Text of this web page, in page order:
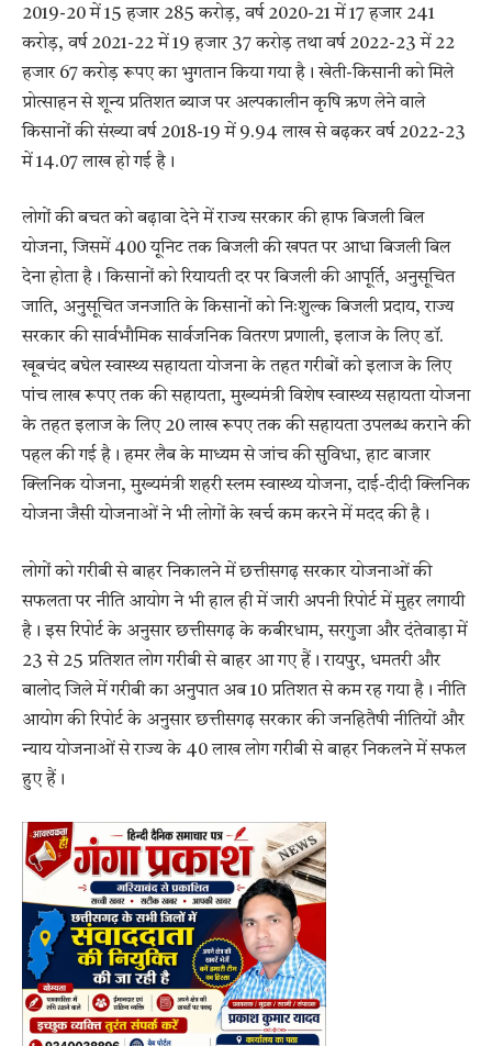
2019-20 में 15 हजार 285 करोड़, वर्ष 2020-21 में 17 हजार 241
करोड़, वर्ष 2021-22 में 19 हजार 37 करोड़ तथा वर्ष 2022-23 में 22
हजार 67 करोड़ रूपए का भुगतान किया गया है। खेती-किसानी को मिले
प्रोत्साहन से शून्य प्रतिशत ब्याज पर अल्पकालीन कृषि ऋण लेने वाले
किसानों की संख्या वर्ष 2018-19 में 9.94 लाख से बढ़कर वर्ष 2022-23
में 14.07 लाख हो गई है।
लोगों की बचत को बढ़ावा देने में राज्य सरकार की हाफ बिजली बिल
योजना, जिसमें 400 यूनिट तक बिजली की खपत पर आधा बिजली बिल
देना होता है। किसानों को रियायती दर पर बिजली की आपूर्ति, अनुसूचित
जाति, अनुसूचित जनजाति के किसानों को निःशुल्क बिजली प्रदाय, राज्य
सरकार की सार्वभौमिक सार्वजनिक वितरण प्रणाली, इलाज के लिए डॉ.
खूबचंद बघेल स्वास्थ्य सहायता योजना के तहत गरीबों को इलाज के लिए
पांच लाख रूपए तक की सहायता, मुख्यमंत्री विशेष स्वास्थ्य सहायता योजना
के तहत इलाज के लिए 20 लाख रूपए तक की सहायता उपलब्ध कराने की
पहल की गई है। हमर लैब के माध्यम से जांच की सुविधा, हाट बाजार
क्लिनिक योजना, मुख्यमंत्री शहरी स्लम स्वास्थ्य योजना, दाई-दीदी क्लिनिक
योजना जैसी योजनाओं ने भी लोगों के खर्च कम करने में मदद की है।
लोगों को गरीबी से बाहर निकालने में छत्तीसगढ़ सरकार योजनाओं की
सफलता पर नीति आयोग ने भी हाल ही में जारी अपनी रिपोर्ट में मुहर लगायी
है। इस रिपोर्ट के अनुसार छत्तीसगढ़ के कबीरधाम, सरगुजा और दंतेवाड़ा में
23 से 25 प्रतिशत लोग गरीबी से बाहर आ गए हैं। रायपुर, धमतरी और
बालोद जिले में गरीबी का अनुपात अब 10 प्रतिशत से कम रह गया है। नीति
आयोग की रिपोर्ट के अनुसार छत्तीसगढ़ सरकार की जनहितैषी नीतियों और
न्याय योजनाओं से राज्य के 40 लाख लोग गरीबी से बाहर निकलने में सफल
हुए हैं।